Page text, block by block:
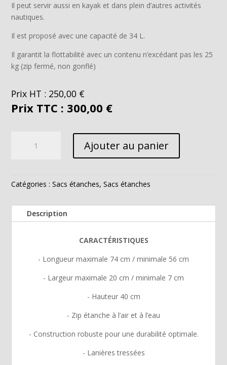
Il peut servir aussi en kayak et dans plein d’autres activités
nautiques.
Il est proposé avec une capacité de 34 L.
Il garantit la flottabilité avec un contenu n’excédant pas les 25
kg (zip fermé, non gonflé)
Prix HT : 250,00 €
Prix TTC : 300,00 €
main
-
Modèle
Ajouter au panier
Catégories :Sacs étanches,Sacs étanches
Description
CARACTÉRISTIQUES
- Longueur maximale 74 cm / minimale 56 cm
- Largeur maximale 20 cm / minimale 7 cm
- Hauteur 40 cm
- Zip étanche à l’air et à l’eau
- Construction robuste pour une durabilité optimale.
- Lanières tressées